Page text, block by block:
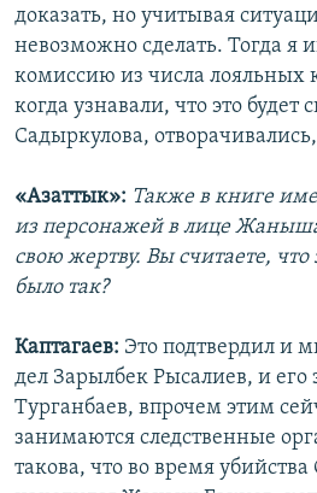
доказать, но учитывая
невозможно сделать. Тогда я
комиссию из числа лояльных
когда узнавали, что это будет
Садыркулова,
«Азаттык»: Также в книге
из персонажей в лице
свою жертву. Вы считаете, что
было так?
Каптагаев: Это подтвердил и
дел Зарылбек Рысалиев, и его
Турганбаев, впрочем этим
занимаются следственные
такова, что во время